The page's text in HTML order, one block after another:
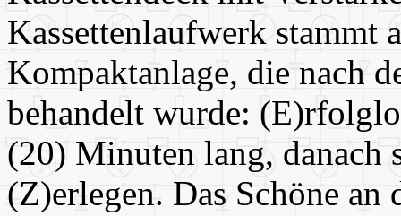
Kassettenlaufwerk stammt
Kompaktanlage, die nach
behandelt wurde:
(20) Minuten lang, danach
(Z)erlegen. Das Schöne an